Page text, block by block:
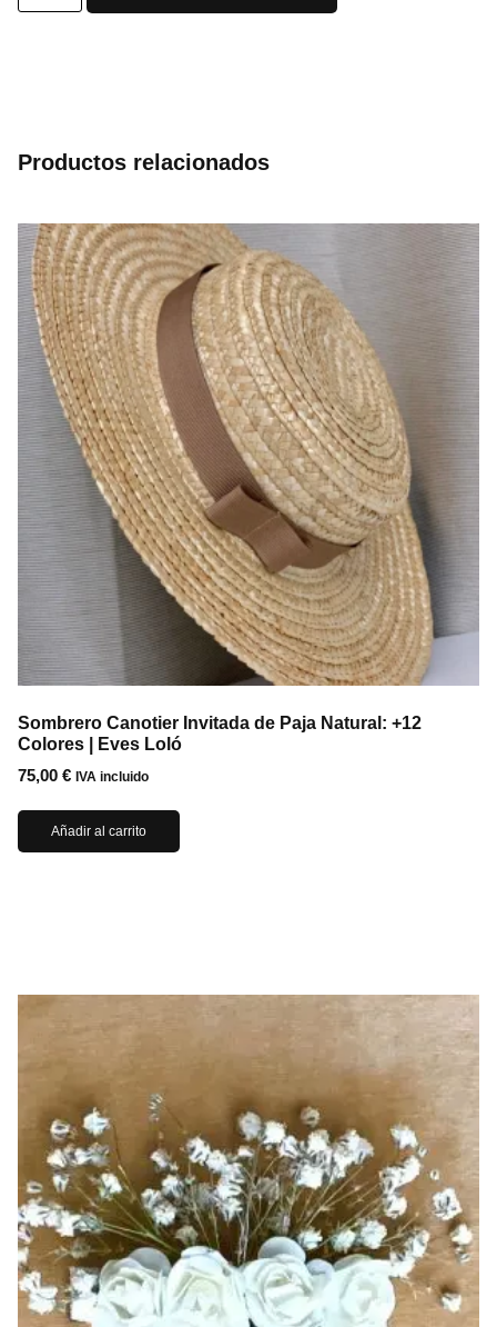
Productos relacionados
Sombrero Canotier Invitada de Paja Natural: +12
Colores | Eves Loló
75,00 € IVA incluido
Añadir al carrito